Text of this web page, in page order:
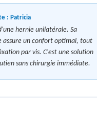
: Patricia
hernie unilatérale. Sa
assure un confort optimal, tout
par vis. C'est une solution
sans chirurgie immédiate.